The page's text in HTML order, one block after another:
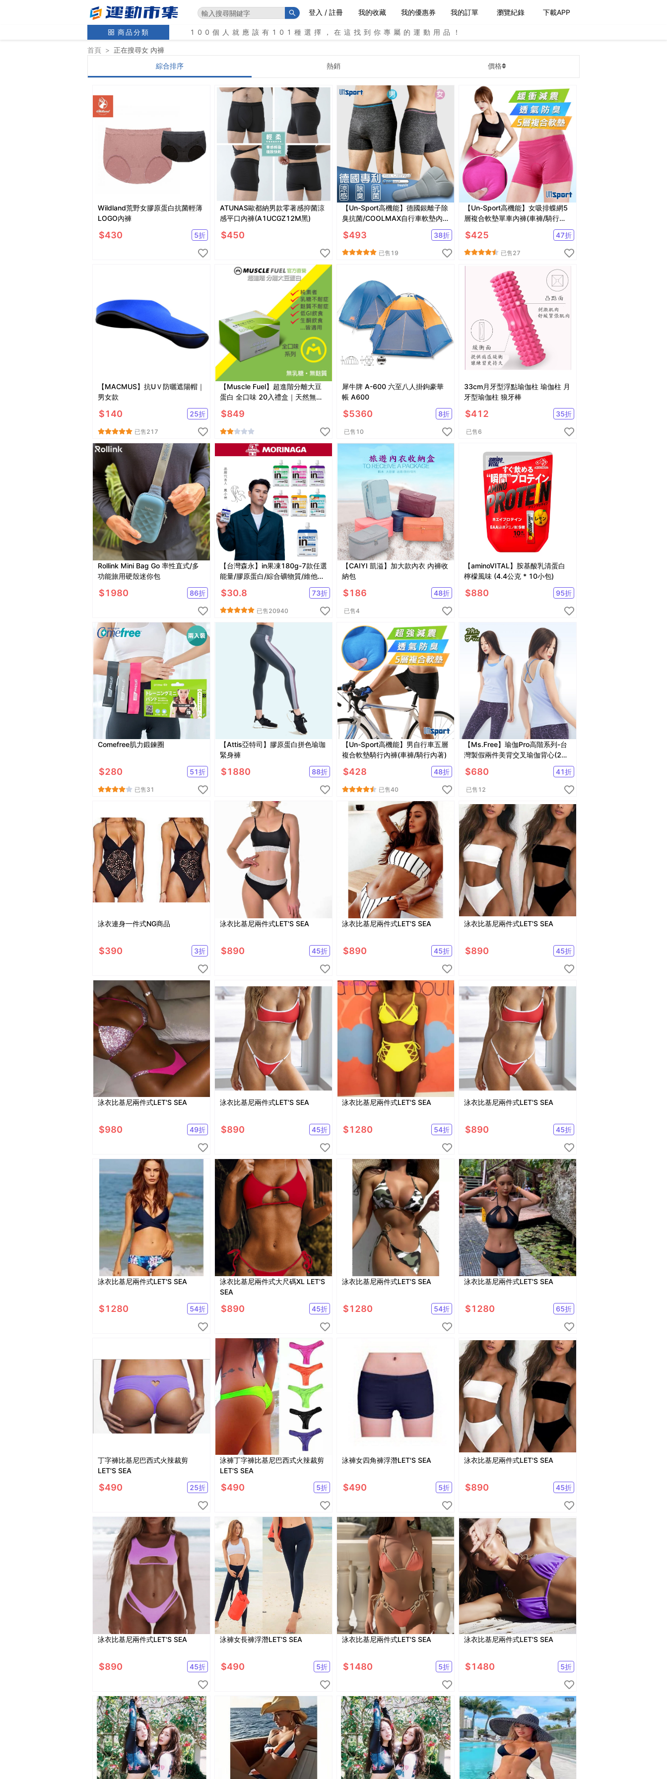
登入 / 註冊 我的收藏 我的優惠券 我的訂單 瀏覽紀錄 下載APP
商品分類 100個人就應該有101種選擇，在這找到你專屬的運動用品！
首頁 > 正在搜尋女 內褲
綜合排序
熱銷 價格
Wildland荒野女膠原蛋白抗菌輕薄
LOGO內褲
$430 5折
ATUNAS歐都納男款零著感抑菌涼
感平口內褲(A1UCGZ12M黑)
$450
【Un-Sport高機能】德國銀離子除
臭抗菌/COOLMAX自行車軟墊內
$493 38折
已售 19
【Un-Sport高機能】女吸排蝶網5
層複合軟墊單車內褲(車褲/騎行內
$425 47折
已售27
【MACMUS】抗UＶ防曬遮陽帽｜
男女款
$140 25折
已售217
【Muscle Fuel】超進階分離大豆
蛋白 全口味 20入禮盒｜天然無化
$849
犀牛牌 A-600 六至八人掛鉤豪華
帳 A600
$5360 8折
已售 10
33cm月牙型浮點瑜伽柱 瑜伽柱 月
牙型瑜伽柱 狼牙棒
$412 35折
已售6
Rollink Mini Bag Go 率性直式/多
功能旅用硬殼迷你包
$1980 86折
【台灣森永】in果凍180g-7款任選
能量/膠原蛋白/綜合礦物質/維他命/
$30.8 73折
已售20940
【CAIYI 凱溢】加大款內衣 內褲收
納包
$186 48折
已售4
【aminoVITAL】胺基酸乳清蛋白
檸檬風味 (4.4公克 * 10小包)
$880 95折
Comefree肌力鍛鍊圈
$280 51折
已售31
【Attis亞特司】膠原蛋白拼色瑜珈
緊身褲
$1880 88折
【Un-Sport高機能】男自行車五層
複合軟墊騎行內褲(車褲/騎行內著)
$428 48折
已售40
【Ms.Free】瑜伽Pro高階系列-台
灣製假兩件美背交叉瑜伽背心(2色
$680 41折
已售 12
泳衣連身一件式NG商品
$390 3折
泳衣比基尼兩件式LET'S SEA
$890 45折
泳衣比基尼兩件式LET'S SEA
$890 45折
泳衣比基尼兩件式LET'S SEA
$890 45折
泳衣比基尼兩件式LET'S SEA
$980 49折
泳衣比基尼兩件式LET'S SEA
$890 45折
泳衣比基尼兩件式LET'S SEA
$1280 54折
泳衣比基尼兩件式LET'S SEA
$890 45折
泳衣比基尼兩件式LET'S SEA
$1280 54折
泳衣比基尼兩件式大尺碼XL LET'S
SEA
$890 45折
泳衣比基尼兩件式LET'S SEA
$1280 54折
泳衣比基尼兩件式LET'S SEA
$1280 65折
丁字褲比基尼巴西式火辣裁剪
LET'S SEA
$490 25折
泳褲丁字褲比基尼巴西式火辣裁剪
LET'S SEA
$490 5折
泳褲女四角褲浮潛LET'S SEA
$490 5折
泳衣比基尼兩件式LET'S SEA
$890 45折
泳衣比基尼兩件式LET'S SEA
$890 45折
泳褲女長褲浮潛LET'S SEA
$490 5折
泳衣比基尼兩件式LET'S SEA
$1480 5折
泳衣比基尼兩件式LET'S SEA
$1480 5折